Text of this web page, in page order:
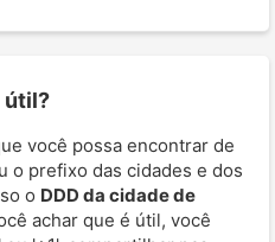
útil?
você possa encontrar de
o prefixo das cidades e dos
o DDD da cidade de
achar que é útil, você